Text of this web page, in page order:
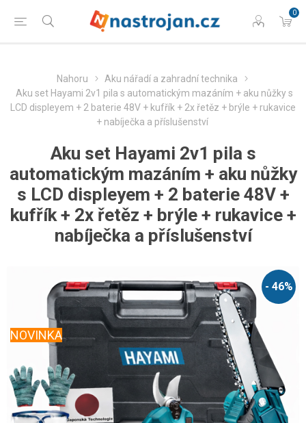
0
Nahoru
Aku nářadí a zahradní technika
Aku set Hayami 2v1 pila s automatickým mazáním + aku nůžky s
LCD displeyem + 2 baterie 48V + kufřík + 2x řetěz + brýle + rukavice
+ nabíječka a příslušenství
Aku set Hayami 2v1 pila s
automatickým mazáním + aku nůžky
s LCD displeyem + 2 baterie 48V +
kufřík + 2x řetěz + brýle + rukavice +
nabíječka a příslušenství
- 46%
NOVINKA